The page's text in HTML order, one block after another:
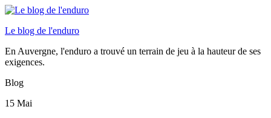
Le blog de l'enduro
En Auvergne, l'enduro a trouvé un terrain de jeu à la hauteur de ses
exigences.
Blog
15 Mai